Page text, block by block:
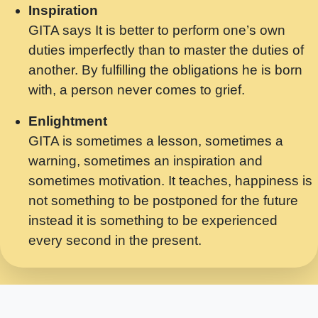
Saawariya.mp3
मर गनय न अपरध लडडल शर रध.... Shri
ravinandan shastri ji maharaj.mp3
मेरे मन हरी का ध्यान लगा - भजन भाव - 2018 -
Rishikesh - Swami Gyananand Ji
Maharaj.mp3
यह हसरत तलब ह नकज कमर Yahi Hasraten
Talab Hai Bhav Pravah #bhajan.mp3
लडल ज बल ल क ज न लग Sadhvi Purnima Ji
7.9.2021 जवल नगर दलल #बसर.mp3
सख भ मझ पयर ह दख भ मझ पयर ह!छड म कस दत
सपरहट भजन 2021 - तर अखय ह जद भर बहर ज म
Inspiration
GITA says It is better to perform one’s own
duties imperfectly than to master the duties of
another. By fulfilling the obligations he is born
with, a person never comes to grief.
Enlightment
GITA is sometimes a lesson, sometimes a
warning, sometimes an inspiration and
sometimes motivation. It teaches, happiness is
not something to be postponed for the future
instead it is something to be experienced
every second in the present.